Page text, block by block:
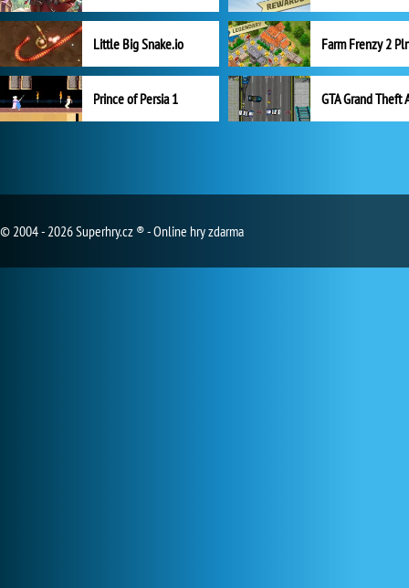
Little Big Snake.io
Prince of Persia 1 GTA Grand Theft
© 2004 - 2026 Superhry.cz ® - Online hry zdarma